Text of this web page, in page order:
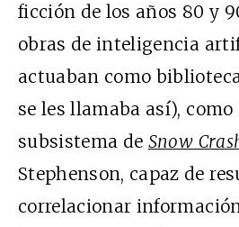
ficción de los años 80 y
obras de inteligencia
actuaban como
se les llamaba así), como
subsistema de Snow
Stephenson, capaz de
correlacionar